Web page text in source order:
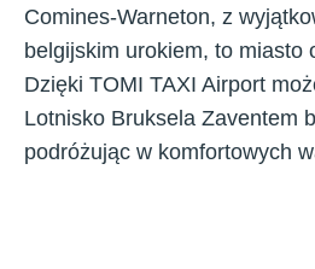
Comines-Warneton, z
belgijskim urokiem, to miasto
Dzięki TOMI TAXI Airport
Lotnisko Bruksela Zaventem
podróżując w komfortowych